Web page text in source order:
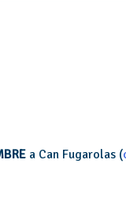
a Can Fugarolas (